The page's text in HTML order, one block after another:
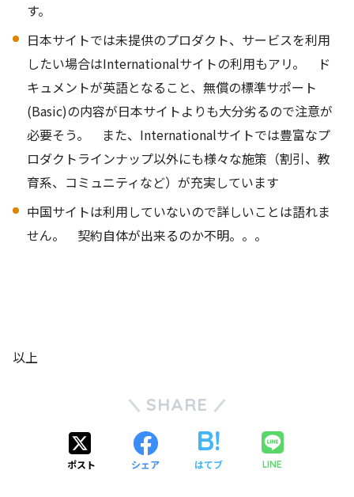
す。
日本サイトでは未提供のプロダクト、サービスを利用
したい場合はInternationalサイトの利用もアリ。 ド
キュメントが英語となること、無償の標準サポート
(Basic)の内容が日本サイトよりも大分劣るので注意が
必要そう。 また、Internationalサイトでは豊富なプ
ロダクトラインナップ以外にも様々な施策（割引、教
育系、コミュニティなど）が充実しています
中国サイトは利用していないので詳しいことは語れま
せん。 契約自体が出来るのか不明。。。
以上
SHARE
ポスト シェア はてブ LINE